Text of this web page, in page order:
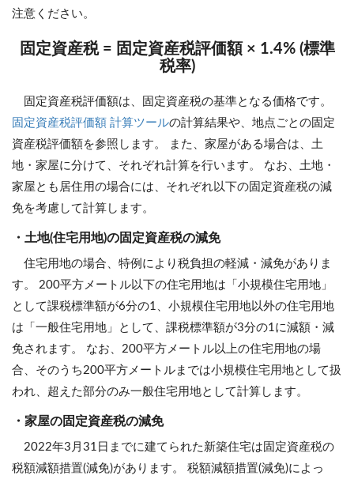
注意ください。
固定資産税 = 固定資産税評価額 × 1.4% (標準
税率)
固定資産税評価額は、固定資産税の基準となる価格です。
固定資産税評価額 計算ツールの計算結果や、地点ごとの固定
資産税評価額を参照します。 また、家屋がある場合は、土
地・家屋に分けて、それぞれ計算を行います。 なお、土地・
家屋とも居住用の場合には、それぞれ以下の固定資産税の減
免を考慮して計算します。
・土地(住宅用地)の固定資産税の減免
住宅用地の場合、特例により税負担の軽減・減免がありま
す。 200平方メートル以下の住宅用地は「小規模住宅用地」
として課税標準額が6分の1、小規模住宅用地以外の住宅用地
は「一般住宅用地」として、課税標準額が3分の1に減額・減
免されます。 なお、200平方メートル以上の住宅用地の場
合、そのうち200平方メートルまでは小規模住宅用地として扱
われ、超えた部分のみ一般住宅用地として計算します。
・家屋の固定資産税の減免
2022年3月31日までに建てられた新築住宅は固定資産税の
税額減額措置(減免)があります。 税額減額措置(減免)によっ